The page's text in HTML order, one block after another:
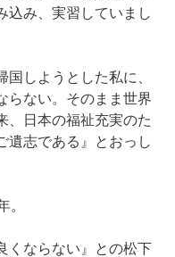
込み、実習していまし
しようとした私に、
らない。そのまま世界
、日本の福祉充実のた
遺志である』とおっし
。
くならない』との松下